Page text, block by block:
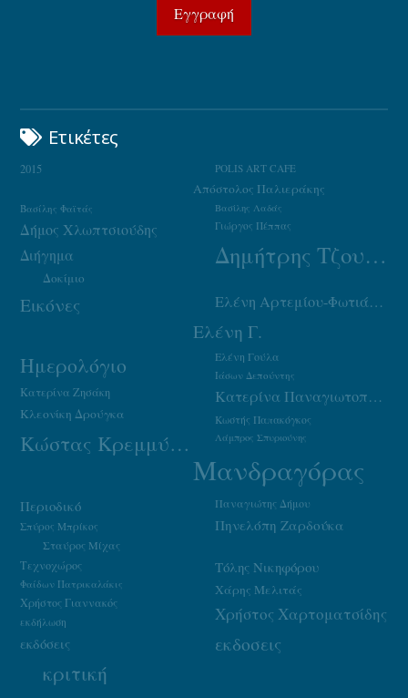
Ετικέτες
2015 POLIS ART CAFE
Απόστολος Παλιεράκης
Βασίλης Λαδάς
Βασίλης Φαϊτάς
Γιώργος Πέππας
Δήμος Χλωπτσιούδης
Δημήτρης Τζουμάκας
Διήγημα
Δοκίμιο
Εικόνες Ελένη Αρτεμίου-Φωτιάδου
Ελένη Γ.
Ελένη Γούλα
Ημερολόγιο Ιάσων Δεπούντης
Κατερίνα Ζησάκη Κατερίνα Παναγιωτοπούλου
Κλεονίκη Δρούγκα Κωστής Παπακόγκος
Κώστας Κρεμμύδας Λάμπρος Σπυριούνης
Μανδραγόρας
Παναγιώτης Δήμου
Περιοδικό
Πηνελόπη Ζαρδούκα
Σπύρος Μπρίκος
Σταύρος Μίχας
Τεχνοχώρος
Τόλης Νικηφόρου
Φαίδων Πατρικαλάκις Χάρης Μελιτάς
Χρήστος Γιαννακός
Χρήστος Χαρτοματσίδης
εκδήλωση
εκδοσεις
εκδόσεις
κριτική